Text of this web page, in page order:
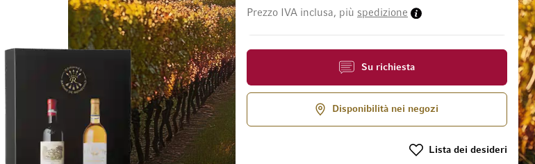
Prezzo IVA inclusa, più spedizione
Su richiesta
Disponibilità nei negozi
Lista dei desideri
Vai alla fine della galleria di immaginiVai all'inizio della galleria di immagini